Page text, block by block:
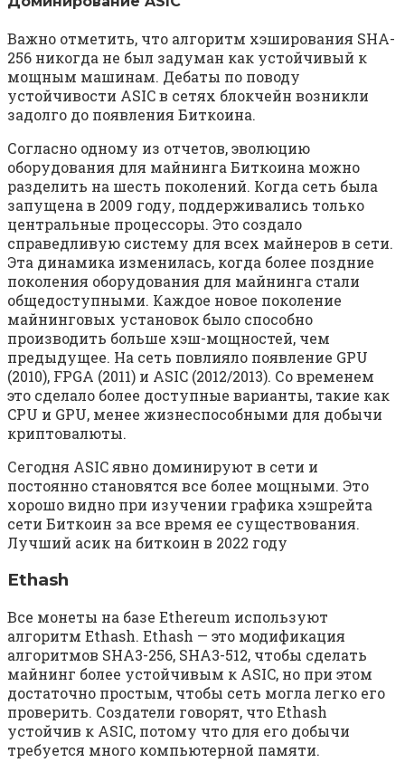
Важно отметить, что алгоритм хэширования SHA-
256 никогда не был задуман как устойчивый к
мощным машинам. Дебаты по поводу
устойчивости ASIC в сетях блокчейн возникли
задолго до появления Биткоина.
Согласно одному из отчетов, эволюцию
оборудования для майнинга Биткоина можно
разделить на шесть поколений. Когда сеть была
запущена в 2009 году, поддерживались только
центральные процессоры. Это создало
справедливую систему для всех майнеров в сети.
Эта динамика изменилась, когда более поздние
поколения оборудования для майнинга стали
общедоступными. Каждое новое поколение
майнинговых установок было способно
производить больше хэш-мощностей, чем
предыдущее. На сеть повлияло появление GPU
(2010), FPGA (2011) и ASIC (2012/2013). Со временем
это сделало более доступные варианты, такие как
CPU и GPU, менее жизнеспособными для добычи
криптовалюты.
Сегодня ASIC явно доминируют в сети и
постоянно становятся все более мощными. Это
хорошо видно при изучении графика хэшрейта
сети Биткоин за все время ее существования.
Лучший асик на биткоин в 2022 году
Ethash
Все монеты на базе Ethereum используют
алгоритм Ethash. Ethash — это модификация
алгоритмов SHA3-256, SHA3-512, чтобы сделать
майнинг более устойчивым к ASIC, но при этом
достаточно простым, чтобы сеть могла легко его
проверить. Создатели говорят, что Ethash
устойчив к ASIC, потому что для его добычи
требуется много компьютерной памяти.